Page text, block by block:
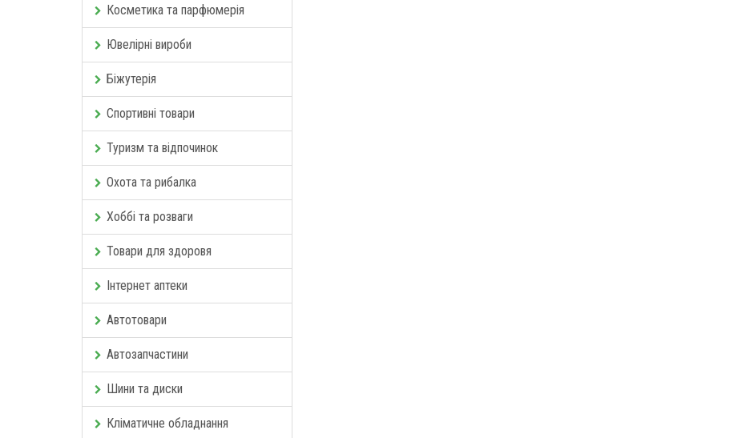
Косметика та парфюмерія
Ювелірні вироби
Біжутерія
Спортивні товари
Туризм та відпочинок
Охота та рибалка
Хоббі та розваги
Товари для здоровя
Інтернет аптеки
Автотовари
Автозапчастини
Шини та диски
Кліматичне обладнання